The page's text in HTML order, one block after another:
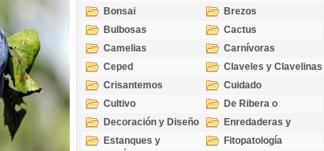
Rododendros
Bonsai
Brezos
Bulbosas
Cactus
Camelias
Carnívoras
Ceped
Claveles y Clavelinas
Crisantemos
Cuidado
Cultivo
De Ribera o
Palustres
Decoración y Diseño
Enredaderas y
cubresuelos
Estanques y
Fitopatología